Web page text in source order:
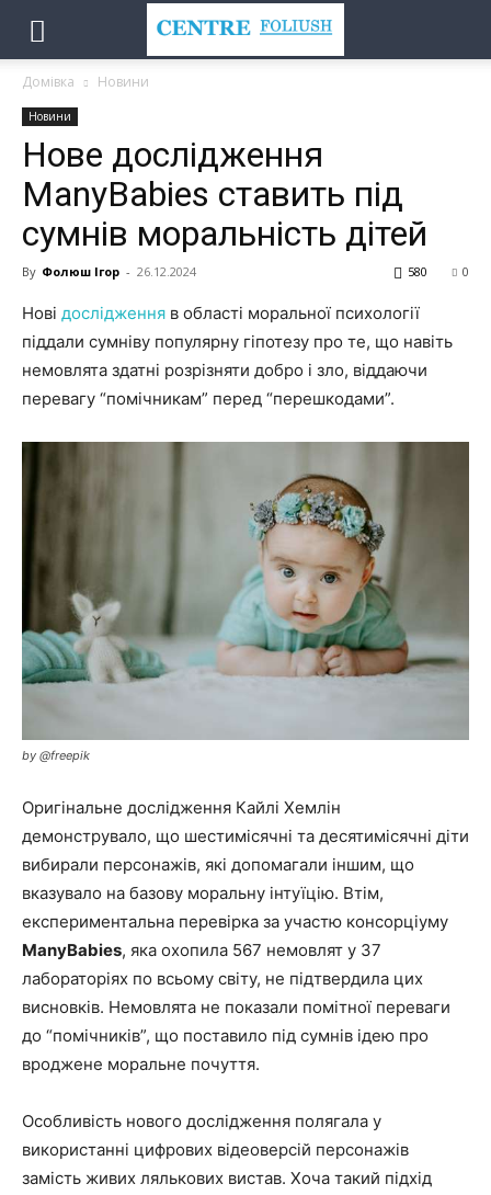
Домівка Новини
Новини
Нове дослідження
ManyBabies ставить під
сумнів моральність дітей
By Фолюш Ігор - 26.12.2024 0
580
Нові дослідження в області моральної психології
піддали сумніву популярну гіпотезу про те, що навіть
немовлята здатні розрізняти добро і зло, віддаючи
перевагу “помічникам” перед “перешкодами”.
by @freepik
Оригінальне дослідження Кайлі Хемлін
демонструвало, що шестимісячні та десятимісячні діти
вибирали персонажів, які допомагали іншим, що
вказувало на базову моральну інтуїцію. Втім,
експериментальна перевірка за участю консорціуму
ManyBabies, яка охопила 567 немовлят у 37
лабораторіях по всьому світу, не підтвердила цих
висновків. Немовлята не показали помітної переваги
до “помічників”, що поставило під сумнів ідею про
вроджене моральне почуття.
Особливість нового дослідження полягала у
використанні цифрових відеоверсій персонажів
замість живих лялькових вистав. Хоча такий підхід